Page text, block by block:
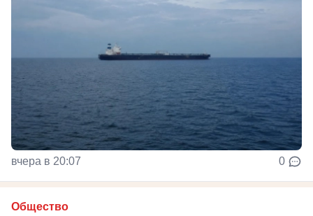
вчера в 20:07 0
Общество